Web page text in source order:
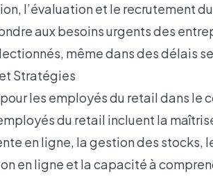
l’évaluation et le recrutement
aux besoins urgents des
même dans des délais
Stratégies
les employés du retail dans le
du retail incluent la
en ligne, la gestion des stocks,
en ligne et la capacité à